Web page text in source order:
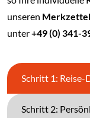
unseren Merkzettel
unter+49 (0) 341-
Schritt 1: Reise-
Schritt 2: